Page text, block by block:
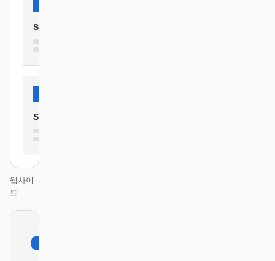
Secure
Simple
웹사이
트